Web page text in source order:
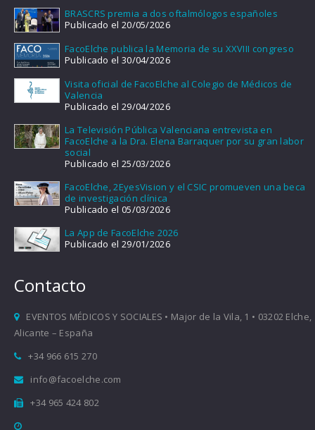
BRASCRS premia a dos oftalmólogos españoles
Publicado el 20/05/2026
FacoElche publica la Memoria de su XXVIII congreso
Publicado el 30/04/2026
Visita oficial de FacoElche al Colegio de Médicos de
Valencia
Publicado el 29/04/2026
La Televisión Pública Valenciana entrevista en
FacoElche a la Dra. Elena Barraquer por su gran labor
social
Publicado el 25/03/2026
FacoElche, 2EyesVision y el CSIC promueven una beca
de investigación clínica
Publicado el 05/03/2026
La App de FacoElche 2026
Publicado el 29/01/2026
Contacto
EVENTOS MÉDICOS Y SOCIALES • Major de la Vila, 1 • 03202 Elche,
Alicante – España
+34 966 615 270
info@facoelche.com
+34 965 424 802